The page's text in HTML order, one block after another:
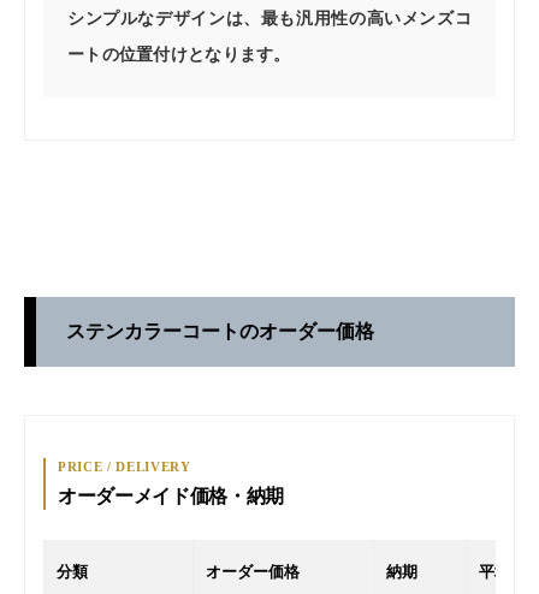
シンプルなデザインは、最も汎用性の高いメンズコ
ートの位置付けとなります。
ステンカラーコートのオーダー価格
PRICE / DELIVERY
オーダーメイド価格・納期
分類 オーダー価格 納期 平均価